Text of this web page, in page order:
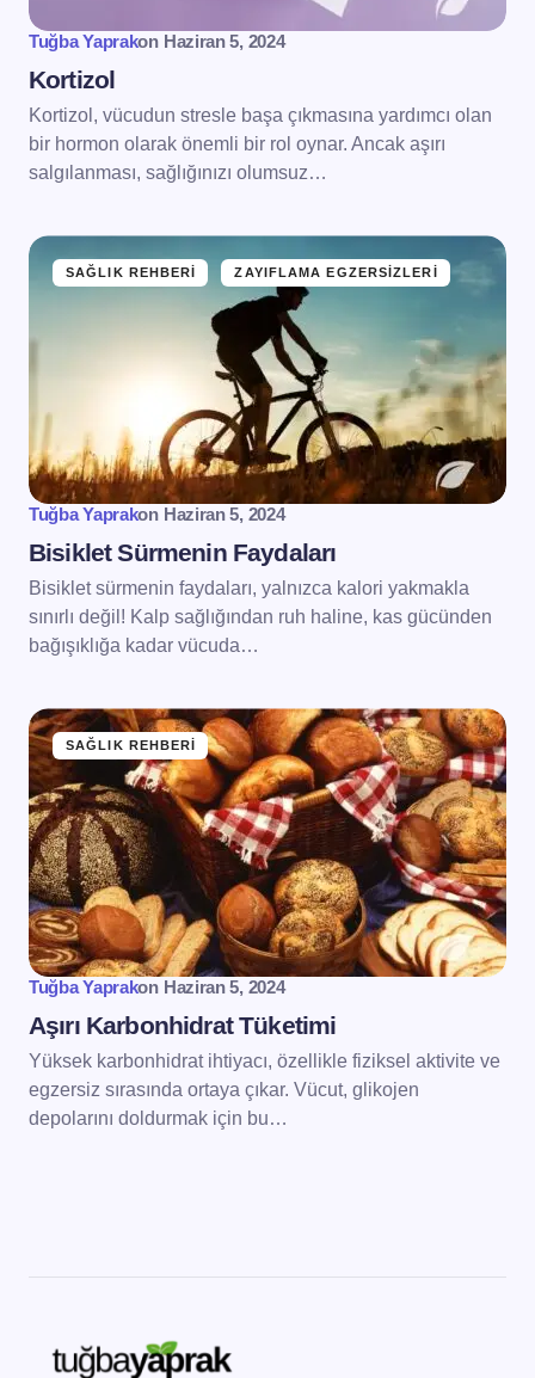
Tuğba Yaprakon Haziran 5, 2024
Kortizol
Kortizol, vücudun stresle başa çıkmasına yardımcı olan
bir hormon olarak önemli bir rol oynar. Ancak aşırı
salgılanması, sağlığınızı olumsuz…
SAĞLIK REHBERI ZAYIFLAMA EGZERSIZLERI
Tuğba Yaprakon Haziran 5, 2024
Bisiklet Sürmenin Faydaları
Bisiklet sürmenin faydaları, yalnızca kalori yakmakla
sınırlı değil! Kalp sağlığından ruh haline, kas gücünden
bağışıklığa kadar vücuda…
SAĞLIK REHBERI
Tuğba Yaprakon Haziran 5, 2024
Aşırı Karbonhidrat Tüketimi
Yüksek karbonhidrat ihtiyacı, özellikle fiziksel aktivite ve
egzersiz sırasında ortaya çıkar. Vücut, glikojen
depolarını doldurmak için bu…